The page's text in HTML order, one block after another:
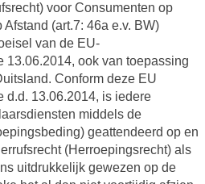
voor Consumenten op
(art.7: 46a e.v. BW)
van de EU-
13.06.2014, ook van toepassing
Conform deze EU
d.d. 13.06.2014, is iedere
middels de
geattendeerd op en
(Herroepingsrecht) als
uitdrukkelijk gewezen op de